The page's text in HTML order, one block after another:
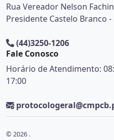
Rua Vereador Nelson
Presidente Castelo Branco -
(44)3250-1206
Fale Conosco
Horário de Atendimento:
17:00
© 2026 .